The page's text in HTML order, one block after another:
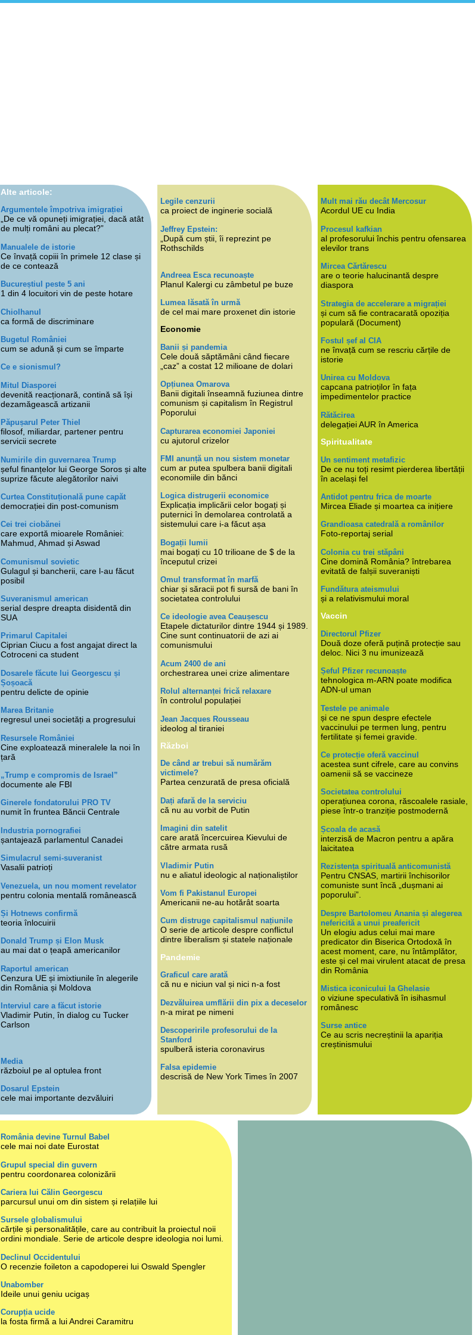
Alte articole:
Argumentele împotriva imigrației
„De ce vă opuneți imigrației, dacă atât
de mulți români au plecat?”
Manualele de istorie
Ce învață copiii în primele 12 clase și
de ce contează
Bucureștiul peste 5 ani
1 din 4 locuitori vin de peste hotare
Chiolhanul
ca formă de discriminare
Bugetul României
cum se adună și cum se împarte
Ce e sionismul?
Mitul Diasporei
devenită reacționară, contină să își
dezamăgească artizanii
Păpușarul Peter Thiel
filosof, miliardar, partener pentru
servicii secrete
Numirile din guvernarea Trump
șeful finanțelor lui George Soros și alte
suprize făcute alegătorilor naivi
Curtea Constituțională pune capăt
democrației din post-comunism
Cei trei ciobănei
care exportă mioarele României:
Mahmud, Ahmad și Aswad
Comunismul sovietic
Gulagul și bancherii, care l-au făcut
posibil
Suveranismul american
serial despre dreapta disidentă din
SUA
Primarul Capitalei
Ciprian Ciucu a fost angajat direct la
Cotroceni ca student
Dosarele făcute lui Georgescu și
Șoșoacă
pentru delicte de opinie
Marea Britanie
regresul unei societăți a progresului
Resursele României
Cine exploatează mineralele la noi în
țară
„Trump e compromis de Israel”
documente ale FBI
Ginerele fondatorului PRO TV
numit în fruntea Băncii Centrale
Industria pornografiei
șantajează parlamentul Canadei
Simulacrul semi-suveranist
Vasalii patrioți
Venezuela, un nou moment revelator
pentru colonia mentală românească
Și Hotnews confirmă
teoria înlocuirii
Donald Trump și Elon Musk
au mai dat o țeapă americanilor
Raportul american
Cenzura UE și imixtiunile în alegerile
din România și Moldova
Interviul care a făcut istorie
Vladimir Putin, în dialog cu Tucker
Carlson
Media
războiul pe al optulea front
Dosarul Epstein
cele mai importante dezvăluiri
Legile cenzurii
ca proiect de inginerie socială
Jeffrey Epstein:
„După cum știi, îi reprezint pe
Rothschilds
Andreea Esca recunoaște
Planul Kalergi cu zâmbetul pe buze
Lumea lăsată în urmă
de cel mai mare proxenet din istorie
Economie
Banii și pandemia
Cele două săptămâni când fiecare
„caz” a costat 12 milioane de dolari
Opțiunea Omarova
Banii digitali înseamnă fuziunea dintre
comunism și capitalism în Registrul
Poporului
Capturarea economiei Japoniei
cu ajutorul crizelor
FMI anunță un nou sistem monetar
cum ar putea spulbera banii digitali
economiile din bănci
Logica distrugerii economice
Explicația implicării celor bogați și
puternici în demolarea controlată a
sistemului care i-a făcut așa
Bogații lumii
mai bogați cu 10 trilioane de $ de la
începutul crizei
Omul transformat în marfă
chiar și săracii pot fi sursă de bani în
societatea controlului
Ce ideologie avea Ceaușescu
Etapele dictaturilor dintre 1944 și 1989.
Cine sunt continuatorii de azi ai
comunismului
Acum 2400 de ani
orchestrarea unei crize alimentare
Rolul alternanței frică relaxare
în controlul populației
Jean Jacques Rousseau
ideolog al tiraniei
Război
De când ar trebui să numărăm
victimele?
Partea cenzurată de presa oficială
Dați afară de la serviciu
că nu au vorbit de Putin
Imagini din satelit
care arată încercuirea Kievului de
către armata rusă
Vladimir Putin
nu e aliatul ideologic al naționaliștilor
Vom fi Pakistanul Europei
Americanii ne-au hotărât soarta
Cum distruge capitalismul națiunile
O serie de articole despre conflictul
dintre liberalism și statele naționale
Pandemie
Graficul care arată
că nu e niciun val și nici n-a fost
Dezvăluirea umflării din pix a deceselor
n-a mirat pe nimeni
Descoperirile profesorului de la
Stanford
spulberă isteria coronavirus
Falsa epidemie
descrisă de New York Times în 2007
Mult mai rău decât Mercosur
Acordul UE cu India
Procesul kafkian
al profesorului închis pentru ofensarea
elevilor trans
Mircea Cărtărescu
are o teorie halucinantă despre
diaspora
Strategia de accelerare a migrației
și cum să fie contracarată opoziția
populară (Document)
Fostul șef al CIA
ne învață cum se rescriu cărțile de
istorie
Unirea cu Moldova
capcana patrioților în fața
impedimentelor practice
Rătăcirea
delegației AUR în America
Spiritualitate
Un sentiment metafizic
De ce nu toți resimt pierderea libertății
în același fel
Antidot pentru frica de moarte
Mircea Eliade și moartea ca inițiere
Grandioasa catedrală a românilor
Foto-reportaj serial
Colonia cu trei stăpâni
Cine domină România? întrebarea
evitată de falșii suveraniști
Fundătura ateismului
și a relativismului moral
Vaccin
Directorul Pfizer
Două doze oferă puțină protecție sau
deloc. Nici 3 nu imunizează
Șeful Pfizer recunoaște
tehnologica m-ARN poate modifica
ADN-ul uman
Testele pe animale
și ce ne spun despre efectele
vaccinului pe termen lung, pentru
fertilitate și femei gravide.
Ce protecție oferă vaccinul
acestea sunt cifrele, care au convins
oamenii să se vaccineze
Societatea controlului
operațiunea corona, răscoalele rasiale,
piese într-o tranziție postmodernă
Școala de acasă
interzisă de Macron pentru a apăra
laicitatea
Rezistența spirituală anticomunistă
Pentru CNSAS, martirii închisorilor
comuniste sunt încă „dușmani ai
poporului”.
Despre Bartolomeu Anania și alegerea
nefericită a unui preafericit
Un elogiu adus celui mai mare
predicator din Biserica Ortodoxă în
acest moment, care, nu întâmplător,
este și cel mai virulent atacat de presa
din România
Mistica iconicului la Ghelasie
o viziune speculativă în isihasmul
românesc
Surse antice
Ce au scris necreștinii la apariția
creștinismului
România devine Turnul Babel
cele mai noi date Eurostat
Grupul special din guvern
pentru coordonarea colonizării
Cariera lui Călin Georgescu
parcursul unui om din sistem și relațiile lui
Sursele globalismului
cărțile și personalitățile, care au contribuit la proiectul noii
ordini mondiale. Serie de articole despre ideologia noi lumi.
Declinul Occidentului
O recenzie foileton a capodoperei lui Oswald Spengler
Unabomber
Ideile unui geniu ucigaș
Corupția ucide
la fosta firmă a lui Andrei Caramitru